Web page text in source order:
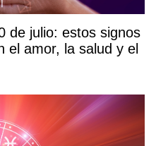
de julio: estos signos
el amor, la salud y el